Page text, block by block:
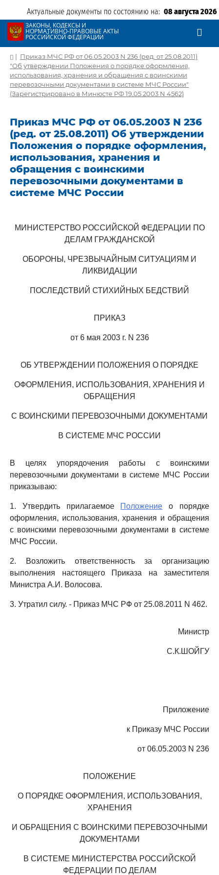
Актуальные документы по состоянию на: 08 августа 2026
ЗАКОНЫ, КОДЕКСЫ И
НОРМАТИВНО-ПРАВОВЫЕ АКТЫ
РОССИЙСКОЙ ФЕДЕРАЦИИ
| Приказ МЧС РФ от 06.05.2003 N 236 (ред. от 25.08.2011)
"Об утверждении Положения о порядке оформления,
использования, хранения и обращения с воинскими
перевозочными документами в системе МЧС России"
(Зарегистрировано в Минюсте РФ 19.05.2003 N 4562)
Приказ МЧС РФ от 06.05.2003 N 236
(ред. от 25.08.2011) Об утверждении
Положения о порядке оформления,
использования, хранения и
обращения с воинскими
перевозочными документами в
системе МЧС России
МИНИСТЕРСТВО РОССИЙСКОЙ ФЕДЕРАЦИИ ПО
ДЕЛАМ ГРАЖДАНСКОЙ
ОБОРОНЫ, ЧРЕЗВЫЧАЙНЫМ СИТУАЦИЯМ И
ЛИКВИДАЦИИ
ПОСЛЕДСТВИЙ СТИХИЙНЫХ БЕДСТВИЙ
ПРИКАЗ
от 6 мая 2003 г. N 236
ОБ УТВЕРЖДЕНИИ ПОЛОЖЕНИЯ О ПОРЯДКЕ
ОФОРМЛЕНИЯ, ИСПОЛЬЗОВАНИЯ, ХРАНЕНИЯ И
ОБРАЩЕНИЯ
С ВОИНСКИМИ ПЕРЕВОЗОЧНЫМИ ДОКУМЕНТАМИ
В СИСТЕМЕ МЧС РОССИИ
В целях упорядочения работы с воинскими
перевозочными документами в системе МЧС России
приказываю:
1. Утвердить прилагаемое Положение о порядке
оформления, использования, хранения и обращения
с воинскими перевозочными документами в системе
МЧС России.
2. Возложить ответственность за организацию
выполнения настоящего Приказа на заместителя
Министра А.И. Волосова.
3. Утратил силу. - Приказ МЧС РФ от 25.08.2011 N 462.
Министр
С.К.ШОЙГУ
Приложение
к Приказу МЧС России
от 06.05.2003 N 236
ПОЛОЖЕНИЕ
О ПОРЯДКЕ ОФОРМЛЕНИЯ, ИСПОЛЬЗОВАНИЯ,
ХРАНЕНИЯ
И ОБРАЩЕНИЯ С ВОИНСКИМИ ПЕРЕВОЗОЧНЫМИ
ДОКУМЕНТАМИ
В СИСТЕМЕ МИНИСТЕРСТВА РОССИЙСКОЙ
ФЕДЕРАЦИИ ПО ДЕЛАМ